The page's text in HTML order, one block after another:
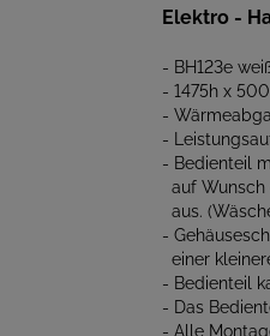
Elektro -
- BH123e
- 1475h x
-
-
- Bedienteil
auf
aus.
-
einer
- Bedienteil
- Das
- Alle